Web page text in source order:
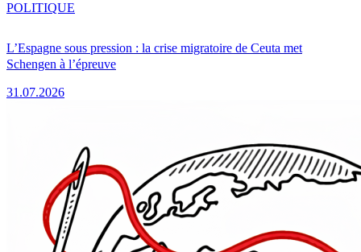
L’Espagne sous pression : la crise migratoire de Ceuta met
Schengen à l’épreuve
31.07.2026
POLITIQUE